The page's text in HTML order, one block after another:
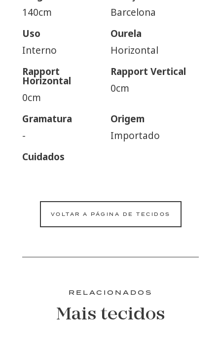
140cm
Barcelona
Uso
Interno
Ourela
Horizontal
Rapport
Horizontal
0cm
Rapport Vertical
0cm
Gramatura
-
Origem
Importado
Cuidados
VOLTAR A PÁGINA DE TECIDOS
RELACIONADOS
Mais tecidos